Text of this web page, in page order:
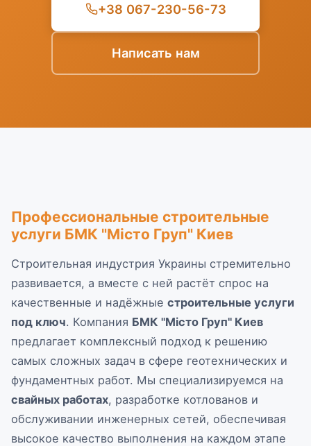
+38 067-230-56-73
Написать нам
Профессиональные строительные
услуги БМК "Місто Груп" Киев
Строительная индустрия Украины стремительно
развивается, а вместе с ней растёт спрос на
качественные и надёжные строительные услуги
под ключ. Компания БМК "Місто Груп" Киев
предлагает комплексный подход к решению
самых сложных задач в сфере геотехнических и
фундаментных работ. Мы специализируемся на
свайных работах, разработке котлованов и
обслуживании инженерных сетей, обеспечивая
высокое качество выполнения на каждом этапе